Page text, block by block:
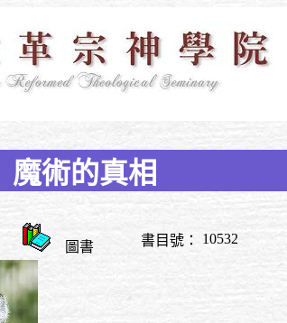
魔術的真相
圖書 書目號： 10532